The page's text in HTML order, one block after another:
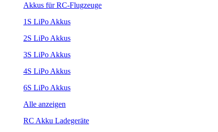
Akkus für RC-Flugzeuge
1S LiPo Akkus
2S LiPo Akkus
3S LiPo Akkus
4S LiPo Akkus
6S LiPo Akkus
Alle anzeigen
RC Akku Ladegeräte